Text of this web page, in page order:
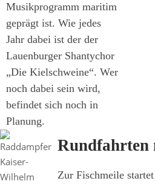
Musikprogramm maritim
geprägt ist. Wie jedes
Jahr dabei ist der der
Lauenburger Shantychor
„Die Kielschweine“. Wer
noch dabei sein wird,
befindet sich noch in
Planung.
Rundfahrten
Zur Fischmeile